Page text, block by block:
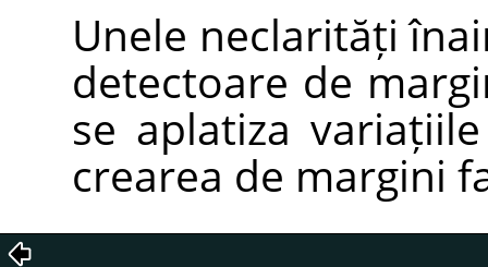
Unele neclarități
detectoare de
se aplatiza
crearea de margini